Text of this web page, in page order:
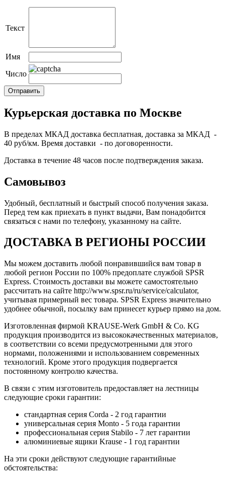
Текст
Имя
Число
Курьерская доставка по Москве
В пределах МКАД доставка бесплатная, доставка за МКАД -
40 руб/км. Время доставки - по договоренности.
Доставка в течение 48 часов после подтверждения заказа.
Самовывоз
Удобный, бесплатный и быстрый способ получения заказа.
Перед тем как приехать в пункт выдачи, Вам понадобится
связаться с нами по телефону, указанному на сайте.
ДОСТАВКА В РЕГИОНЫ РОССИИ
Мы можем доставить любой понравившийся вам товар в
любой регион России по 100% предоплате службой SPSR
Express. Стоимость доставки вы можете самостоятельно
рассчитать на сайте http://www.spsr.ru/ru/service/calculator,
учитывая примерный вес товара. SPSR Express значительно
удобнее обычной, посылку вам принесет курьер прямо на дом.
Изготовленная фирмой KRAUSE-Werk GmbH & Со. KG
продукция производится из высококачественных материалов,
в соответствии со всеми предусмотренными для этого
нормами, положениями и использованием современных
технологий. Кроме этого продукция подвергается
постоянному контролю качества.
В связи с этим изготовитель предоставляет на лестницы
следующие сроки гарантии:
стандартная серия Corda - 2 год гарантии
универсальная серия Monto - 5 года гарантии
профессиональная серия Stabilo - 7 лет гарантии
алюминиевые ящики Krause - 1 год гарантии
На эти сроки действуют следующие гарантийные
обстоятельства: